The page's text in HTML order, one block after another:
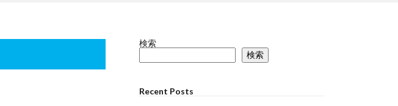
検索
検索
Recent Posts